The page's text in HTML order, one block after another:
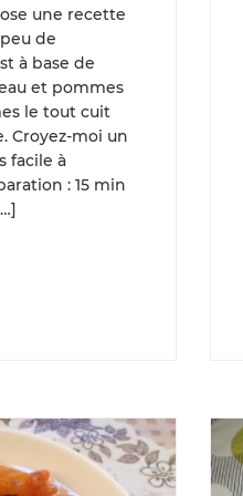
une recette
de
à base de
et pommes
le tout cuit
Croyez-moi un
facile à
: 15 min